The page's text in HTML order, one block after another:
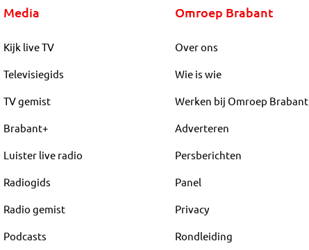
Media
Kijk live TV
Televisiegids
TV gemist
Brabant+
Luister live radio
Radiogids
Radio gemist
Podcasts
Omroep Brabant
Over ons
Wie is wie
Werken bij Omroep Brabant
Adverteren
Persberichten
Panel
Privacy
Rondleiding